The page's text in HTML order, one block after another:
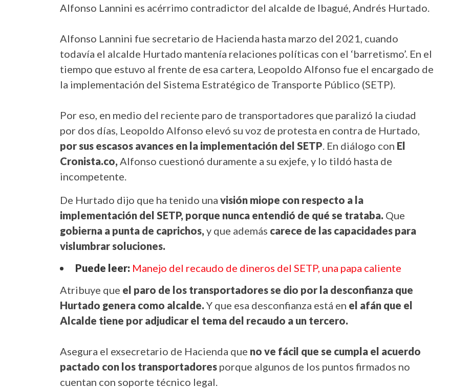
Alfonso Lannini es acérrimo contradictor del alcalde de Ibagué, Andrés Hurtado.
Alfonso Lannini fue secretario de Hacienda hasta marzo del 2021, cuando
todavía el alcalde Hurtado mantenía relaciones políticas con el ‘barretismo’. En el
tiempo que estuvo al frente de esa cartera, Leopoldo Alfonso fue el encargado de
la implementación del Sistema Estratégico de Transporte Público (SETP).
Por eso, en medio del reciente paro de transportadores que paralizó la ciudad
por dos días, Leopoldo Alfonso elevó su voz de protesta en contra de Hurtado,
por sus escasos avances en la implementación del SETP. En diálogo con El
Cronista.co, Alfonso cuestionó duramente a su exjefe, y lo tildó hasta de
incompetente.
De Hurtado dijo que ha tenido una visión miope con respecto a la
implementación del SETP, porque nunca entendió de qué se trataba. Que
gobierna a punta de caprichos, y que además carece de las capacidades para
vislumbrar soluciones.
Puede leer: Manejo del recaudo de dineros del SETP, una papa caliente
Atribuye que el paro de los transportadores se dio por la desconfianza que
Hurtado genera como alcalde. Y que esa desconfianza está en el afán que el
Alcalde tiene por adjudicar el tema del recaudo a un tercero.
Asegura el exsecretario de Hacienda que no ve fácil que se cumpla el acuerdo
pactado con los transportadores porque algunos de los puntos firmados no
cuentan con soporte técnico legal.